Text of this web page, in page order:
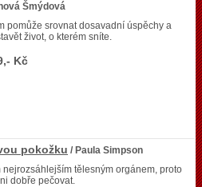
Šmýdová
pomůže srovnat dosavadní úspěchy a
život, o kterém sníte.
Kč
pokožku / Paula Simpson
nejrozsáhlejším tělesným orgánem, proto
dobře pečovat.